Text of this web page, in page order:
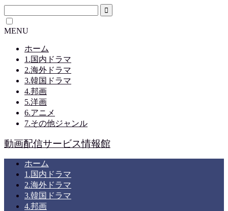
MENU
ホーム
1.国内ドラマ
2.海外ドラマ
3.韓国ドラマ
4.邦画
5.洋画
6.アニメ
7.その他ジャンル
動画配信サービス情報館
ホーム
1.国内ドラマ
2.海外ドラマ
3.韓国ドラマ
4.邦画